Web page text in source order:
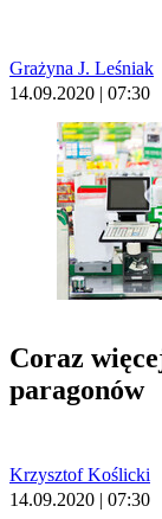
Grażyna J. Leśniak
14.09.2020 | 07:30
Coraz
paragonów
Krzysztof Koślicki
14.09.2020 | 07:30